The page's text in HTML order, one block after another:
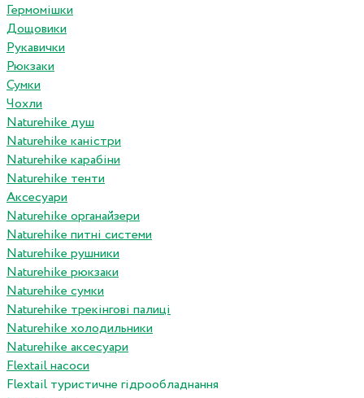
Гермомішки
Дощовики
Рукавички
Рюкзаки
Сумки
Чохли
Naturehike душ
Naturehike каністри
Naturehike карабіни
Naturehike тенти
Аксесуари
Naturehike органайзери
Naturehike питні системи
Naturehike рушники
Naturehike рюкзаки
Naturehike сумки
Naturehike трекінгові палиці
Naturehike холодильники
Naturehike аксесуари
Flextail насоси
Flextail туристичне гідрообладнання